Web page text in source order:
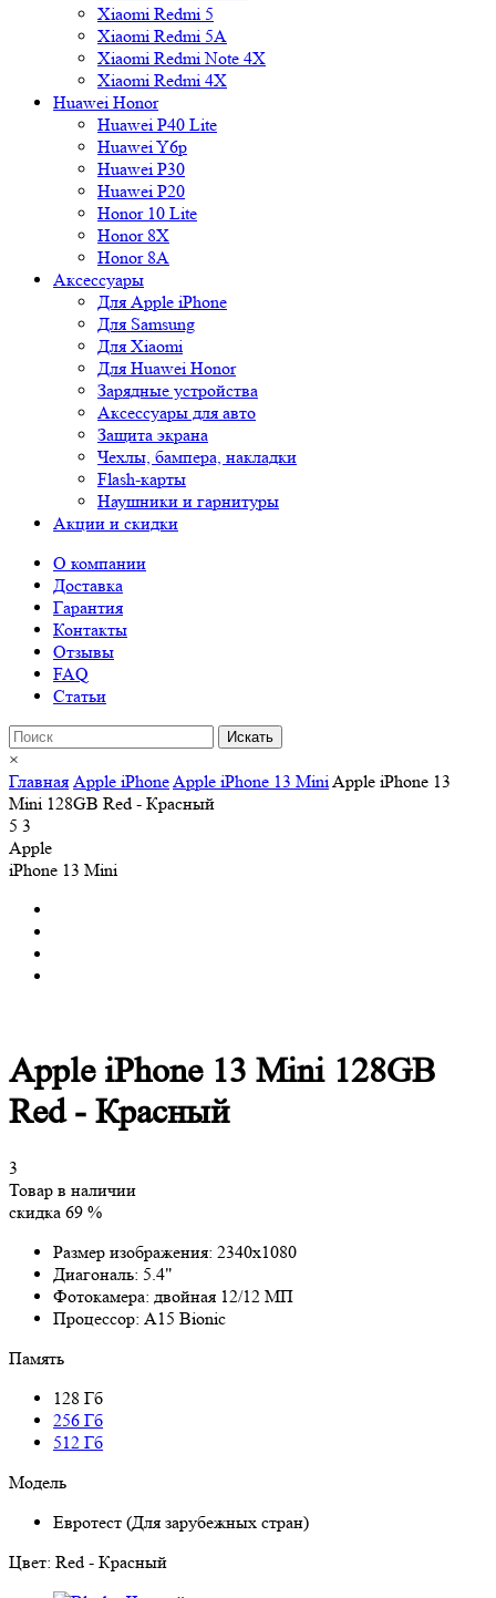
Xiaomi Redmi 5
Xiaomi Redmi 5A
Xiaomi Redmi Note 4X
Xiaomi Redmi 4X
Huawei Honor
Huawei P40 Lite
Huawei Y6p
Huawei P30
Huawei P20
Honor 10 Lite
Honor 8X
Honor 8A
Аксессуары
Для Apple iPhone
Для Samsung
Для Xiaomi
Для Huawei Honor
Зарядные устройства
Аксессуары для авто
Защита экрана
Чехлы, бампера, накладки
Flash-карты
Наушники и гарнитуры
Акции и скидки
О компании
Доставка
Гарантия
Контакты
Отзывы
FAQ
Статьи
×
Главная Apple iPhoneApple iPhone 13 MiniApple iPhone 13
Mini 128GB Red - Красный
5 3
Apple
iPhone 13 Mini
Apple iPhone 13 Mini 128GB
Red - Красный
3
Товар в наличии
скидка 69 %
Размер изображения: 2340x1080
Диагональ: 5.4"
Фотокамера: двойная 12/12 МП
Процессор: A15 Bionic
Память
128 Гб
256 Гб
512 Гб
Модель
Евротест (Для зарубежных стран)
Цвет: Red - Красный